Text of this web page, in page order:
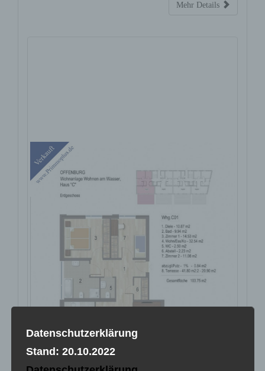
Mehr Details
Datenschutzerklärung
Stand: 20.10.2022